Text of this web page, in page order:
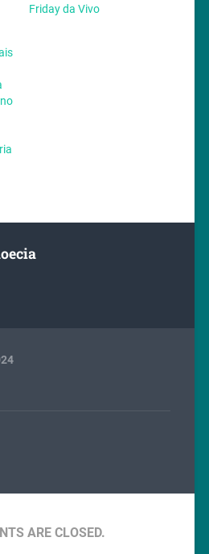
Friday da Vivo
ARE CLOSED.